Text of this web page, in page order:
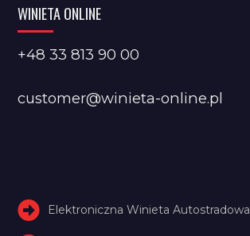
WINIETA ONLINE
+48 33 813 90 00
customer@winieta-online.pl
Elektroniczna Winieta Autostradowa